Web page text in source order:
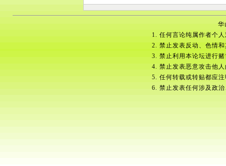
华
1. 任何言论纯属作者个
2. 禁止发表反动、色情
3. 禁止利用本论坛进行
4. 禁止发表恶意攻击他
5. 任何转载或转贴都应
6. 禁止发表任何涉及政